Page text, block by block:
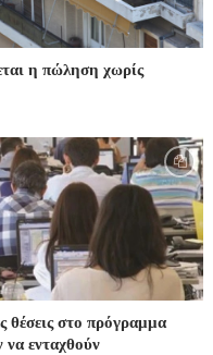
η πώληση χωρίς
στο πρόγραμμα
ενταχθούν